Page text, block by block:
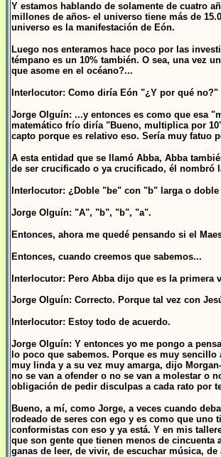
Y estamos hablando de solamente de cuatro
millones de años- el universo tiene más de
universo es la manifestación de Eón.
Luego nos enteramos hace poco por las
témpano es un 10% también. O sea, una vez
que asome en el océano?...
Interlocutor: Como diría Eón "¿Y por qué no?"
Jorge Olguín: ...y entonces es como que esa
matemático frío diría "Bueno, multiplica por
capto porque es relativo eso. Sería muy fatuo
A esta entidad que se llamó Abba, Abba
de ser crucificado o ya crucificado, él nombró
Interlocutor: ¿Doble "be" con "b" larga o
Jorge Olguín: "A", "b", "b", "a".
Entonces, ahora me quedé pensando si el
Entonces, cuando creemos que sabemos...
Interlocutor: Pero Abba dijo que es la
Jorge Olguín: Correcto. Porque tal vez con
Interlocutor: Estoy todo de acuerdo.
Jorge Olguín: Y entonces yo me pongo a
lo poco que sabemos. Porque es muy
muy linda y a su vez muy amarga, dijo
no se van a ofender o no se van a molestar o
obligación de pedir disculpas a cada rato por
Bueno, a mí, como Jorge, a veces cuando
rodeado de seres con ego y es como que uno
conformistas con eso y ya está. Y en mis
que son gente que tienen menos de
ganas de leer, de vivir, de escuchar música,